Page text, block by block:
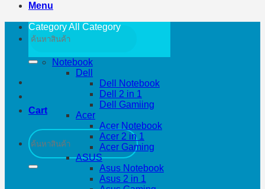
Menu
Search
for:
Cart
Search
for:
Category All Category
Notebook
Dell
Dell Notebook
Dell 2 in 1
Dell Gamiing
Acer
Acer Notebook
Acer 2 in 1
Acer Gaming
ASUS
Asus Notebook
Asus 2 in 1